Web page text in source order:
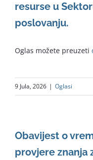
resurse u
poslovanju.
Oglas možete preuzeti
9 Jula, 2026 | Oglasi
Obavijest o
provjere znanja